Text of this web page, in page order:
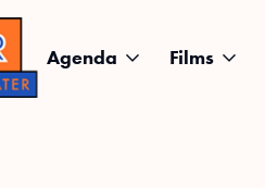
Agenda Films